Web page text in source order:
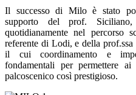
Il successo di Milo è stato
supporto del prof.
quotidianamente nel percorso
referente di Lodi, e della
il cui coordinamento e
fondamentali per permettere
palcoscenico così prestigioso.